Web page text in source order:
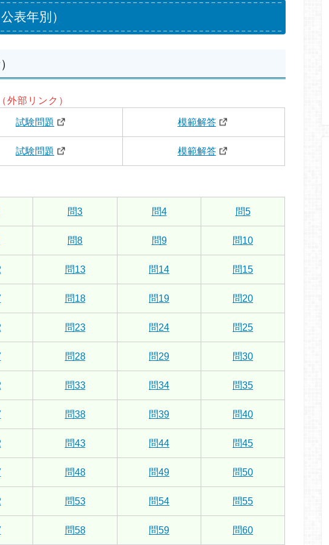
表年別）
外部リンク）
試験問題 模範解答
試験問題 模範解答
問3 問4 問5
問8 問9 問10
問13 問14 問15
問18 問19 問20
問23 問24 問25
問28 問29 問30
問33 問34 問35
問38 問39 問40
問43 問44 問45
問48 問49 問50
問53 問54 問55
問58 問59 問60